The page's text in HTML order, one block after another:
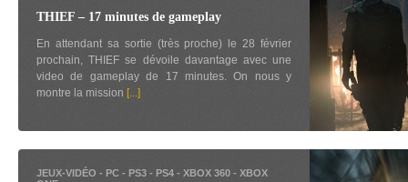
THIEF – 17 minutes de gameplay
En attendant sa sortie (très proche) le 28 février
prochain, THIEF se dévoile davantage avec une
video de gameplay de 17 minutes. On nous y
montre la mission [...]
JEUX-VIDÉO - PC - PS3 - PS4 - XBOX 360 - XBOX